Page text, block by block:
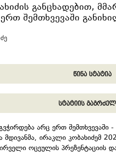
განცხადებით,
შემთხვევაში
წინა სტატია
სტატიის
არც ერთ შემთხვევაში -
ირაკლი კობახიძემ
ოცეულის პრეზენტაციის